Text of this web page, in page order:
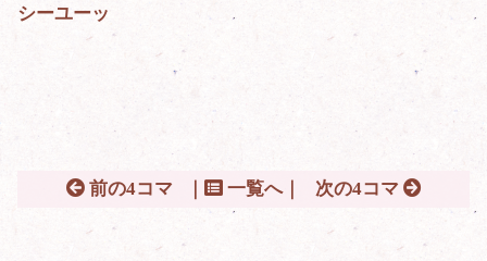
シーユーッ
前の4コマ 一覧へ｜ 次の4コマ